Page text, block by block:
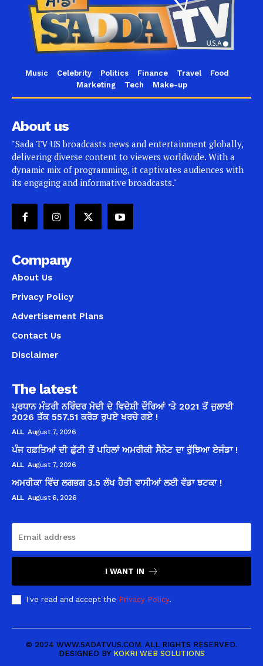
Music Celebrity Politics Finance Travel
Food
Marketing
Tech Make-up
About us
"Sada TV US broadcasts news and entertainment globally,
delivering diverse content to viewers worldwide. With a
dynamic mix of programming, it captivates audiences with
its engaging and informative broadcasts."
Company
About Us
Privacy Policy
Advertisement Plans
Contact Us
Disclaimer
The latest
ਪ੍ਰਧਾਨ ਮੰਤਰੀ ਨਰਿੰਦਰ ਮੋਦੀ ਦੇ ਵਿਦੇਸ਼ੀ ਦੌਰਿਆਂ ’ਤੇ 2021 ਤੋਂ ਜੁਲਾਈ
2026 ਤੱਕ 557.51 ਕਰੋੜ ਰੁਪਏ ਖਰਚੇ ਗਏ !
ALL August 7, 2026
ਪੰਜ ਹਫ਼ਤਿਆਂ ਦੀ ਛੁੱਟੀ ਤੋਂ ਪਹਿਲਾਂ ਅਮਰੀਕੀ ਸੈਨੇਟ ਦਾ ਰੁੱਝਿਆ ਏਜੰਡਾ !
ALL August 7, 2026
ਅਮਰੀਕਾ ਵਿੱਚ ਲਗਭਗ 3.5 ਲੱਖ ਹੈਤੀ ਵਾਸੀਆਂ ਲਈ ਵੱਡਾ ਝਟਕਾ !
ALL August 6, 2026
I WANT IN
I've read and accept the Privacy Policy.
© 2024 WWW.SADATVUS.COM. ALL RIGHTS RESERVED.
DESIGNED BY KOKRI WEB SOLUTIONS